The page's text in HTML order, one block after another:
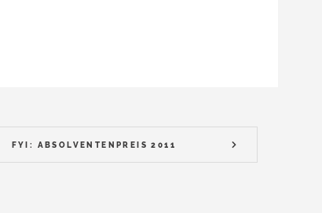
FYI: ABSOLVENTENPREIS 2011